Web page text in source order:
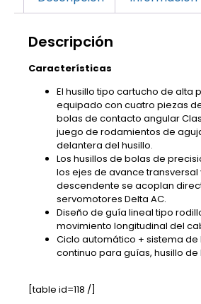
Descripción
Características
El husillo tipo cartucho de alta
equipado con cuatro piezas
bolas de contacto angular
juego de rodamientos de
delantera del husillo.
Los husillos de bolas de
los ejes de avance transversal
descendente se acoplan
servomotores Delta AC.
Diseño de guía lineal tipo
movimiento longitudinal del
Ciclo automático + sistema
continuo para guías, husillo de
[table id=118 /]